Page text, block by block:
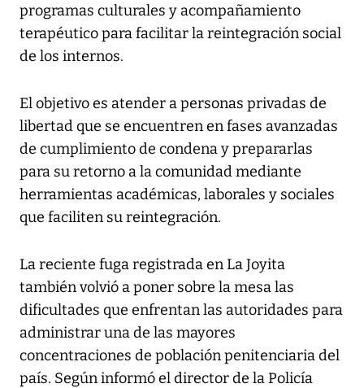
programas culturales y acompañamiento
terapéutico para facilitar la reintegración social
de los internos.
El objetivo es atender a personas privadas de
libertad que se encuentren en fases avanzadas
de cumplimiento de condena y prepararlas
para su retorno a la comunidad mediante
herramientas académicas, laborales y sociales
que faciliten su reintegración.
La reciente fuga registrada en La Joyita
también volvió a poner sobre la mesa las
dificultades que enfrentan las autoridades para
administrar una de las mayores
concentraciones de población penitenciaria del
país. Según informó el director de la Policía